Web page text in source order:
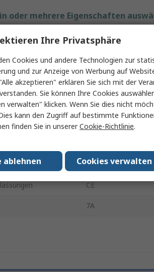
oder mehrere Eigenschaften
Wert
RS PRO
A 2.1-mm-DC-Buchse
Netzkabel
B Nicht abgeschlossen
Weiß
CE
7A
Ihre Privatsphäre
Cookies und andere Technologien zur
und zur Anzeige von Werbung auf
akzeptieren" erklären Sie sich mit der
Sie können Ihre Cookies
verwalten" klicken. Wenn Sie dies nicht
kann den Zugriff auf bestimmte
finden Sie in unsererCookie-Richtlinie.
Cookies verwalten
ablehnen